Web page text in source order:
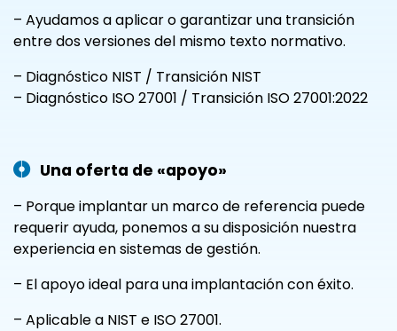
– Ayudamos a aplicar o garantizar una transición
entre dos versiones del mismo texto normativo.
– Diagnóstico NIST / Transición NIST
– Diagnóstico ISO 27001 / Transición ISO 27001:2022
Una oferta de «apoyo»
– Porque implantar un marco de referencia puede
requerir ayuda, ponemos a su disposición nuestra
experiencia en sistemas de gestión.
– El apoyo ideal para una implantación con éxito.
– Aplicable a NIST e ISO 27001.